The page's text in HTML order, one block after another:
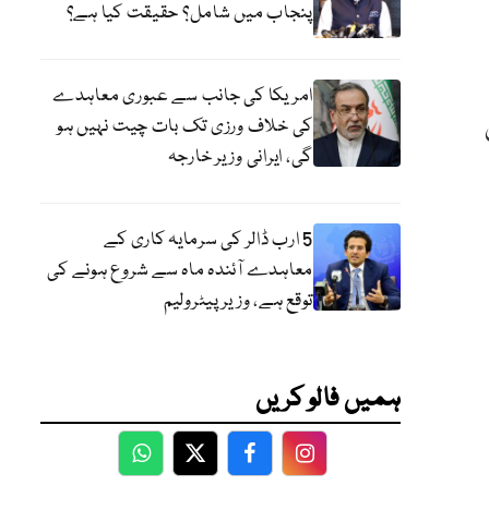
پنجاب میں شامل؟ حقیقت کیا ہے؟
امریکا کی جانب سے عبوری معاہدے
کی خلاف ورزی تک بات چیت نہیں ہو
گی، ایرانی وزیر خارجہ
5 ارب ڈالر کی سرمایہ کاری کے
معاہدے آئندہ ماہ سے شروع ہونے کی
توقع ہے، وزیر پیٹرولیم
ہمیں فالو کریں
WhatsApp
TwitterFacebookFacebook